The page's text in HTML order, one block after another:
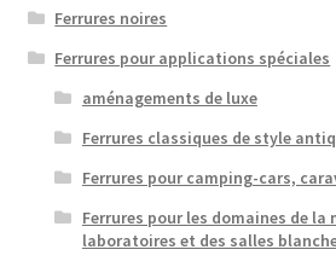
Ferrures noires
Ferrures pour applications spéciales
aménagements de luxe
Ferrures classiques de style
Ferrures pour camping-cars,
Ferrures pour les domaines de la
laboratoires et des salles